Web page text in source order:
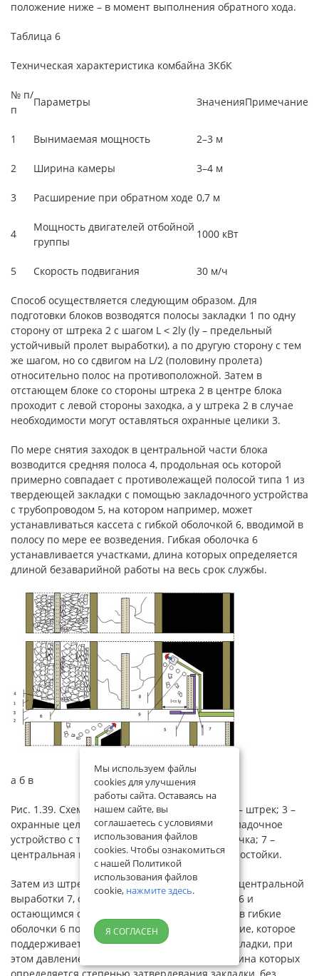
положение ниже – в момент выполнения обратного хода.
Таблица 6
Техническая характеристика комбайна 3КбК
№ п/
п
Параметры ЗначенияПримечание
1 Вынимаемая мощность 2–3 м
2 Ширина камеры 3–4 м
3 Расширение при обратном ходе 0,7 м
4
Мощность двигателей отбойной
группы
1000 кВт
5 Скорость подвигания 30 м/ч
Способ осуществляется следующим образом. Для
подготовки блоков возводятся полосы закладки 1 по одну
сторону от штрека 2 с шагом L ˂ 2ly (ly – предельный
устойчивый пролет выработки), а по другую сторону с тем
же шагом, но со сдвигом на L/2 (половину пролета)
относительно полос на противоположной. Затем в
отстающем блоке со стороны штрека 2 в центре блока
проходит с левой стороны заходка, а у штрека 2 в случае
необходимости могут оставляться охранные целики 3.
По мере снятия заходок в центральной части блока
возводится средняя полоса 4, продольная ось которой
примерно совпадает с противолежащей полосой типа 1 из
твердеющей закладки с помощью закладочного устройства
с трубопроводом 5, на котором например, может
устанавливаться кассета с гибкой оболочкой 6, вводимой в
полосу по мере ее возведения. Гибкая оболочка 6
устанавливается участками, длина которых определяется
длиной безаварийной работы на весь срок службы.
а б в
Рис. 1.39. Схема работ: 1 – полоса закладки; 2 – штрек; 3 –
охранные целики; 4 – средняя полоса; 5 – закладочное
устройство с трубопроводом; 6 – гибкая оболочка; 7 –
центральная выработка; 8 – комбайн; 9 – гидростойки.
Затем из штрека 2, а на остальных участках с центральной
выработки 7, образованной средней полосой 6 и
остающимся с правой стороны целиком угля, в гибкие
оболочки 6 последовательно подается давление, которое
поддерживается вплоть до затвердевания закладки, при
этом давление повышается ступенями, величина которых
Мы используем файлы
cookies для улучшения
работы сайта. Оставаясь на
нашем сайте, вы
соглашаетесь с условиями
использования файлов
cookies. Чтобы ознакомиться
с нашей Политикой
использования файлов
cookie, нажмите здесь.
Я СОГЛАСЕН